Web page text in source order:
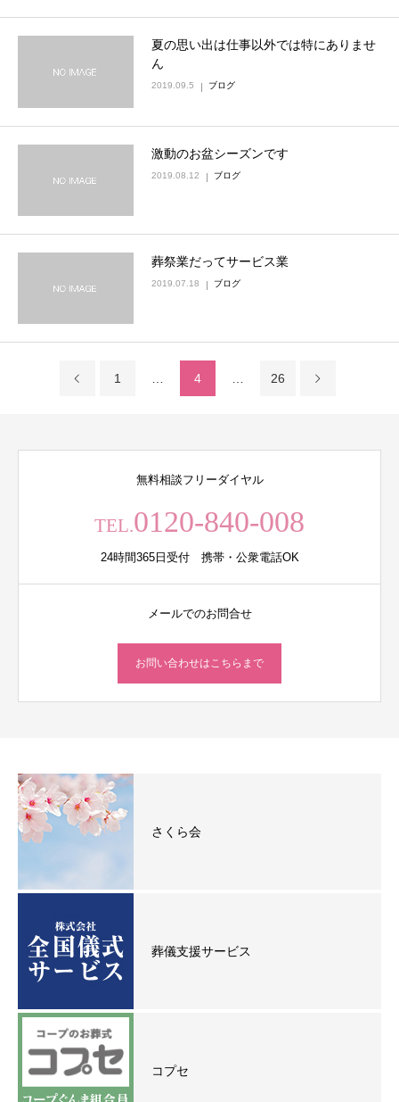
夏の思い出は仕事以外では特にありませ
ん
2019.09.5 ブログ
激動のお盆シーズンです
2019.08.12 ブログ
葬祭業だってサービス業
2019.07.18 ブログ
1 … 4 … 26
無料相談フリーダイヤル
TEL.0120-840-008
24時間365日受付 携帯・公衆電話OK
メールでのお問合せ
お問い合わせはこちらまで
さくら会
葬儀支援サービス
コプセ